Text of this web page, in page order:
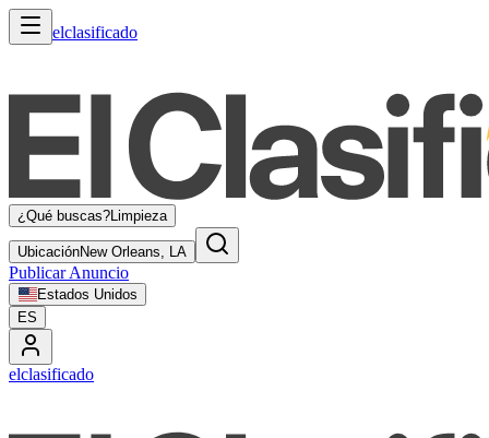
elclasificado
¿Qué buscas?Limpieza
UbicaciónNew Orleans, LA
Publicar Anuncio
Estados Unidos
ES
elclasificado